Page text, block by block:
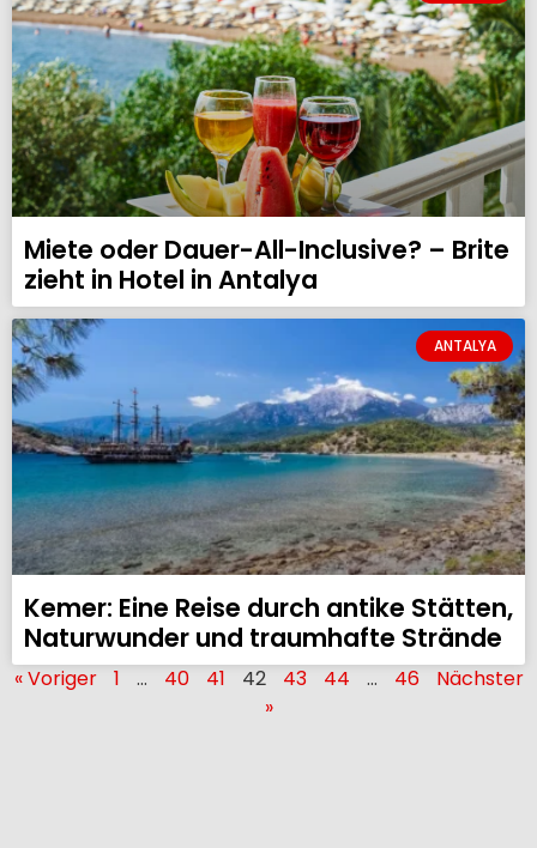
Miete oder Dauer-All-Inclusive? – Brite
zieht in Hotel in Antalya
ANTALYA
Kemer: Eine Reise durch antike Stätten,
Naturwunder und traumhafte Strände
« Voriger 1 … 40 41 42 43 44 … 46
Nächster
»